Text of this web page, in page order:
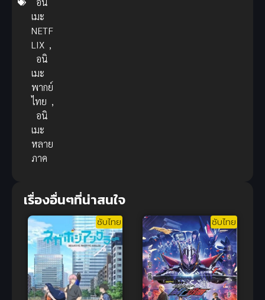
เมะ
NETF
LIX ,
อนิ
เมะ
พากย์
ไทย ,
อนิ
เมะ
หลาย
ภาค
เรื่องอื่นๆที่น่าสนใจ
ซับไทย ซับไทย